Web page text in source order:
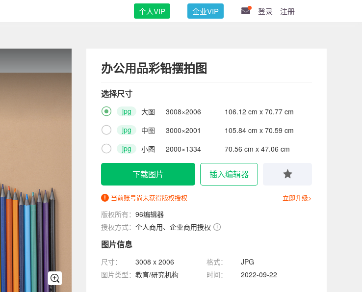
个人VIP 企业VIP 登录 注册
办公用品彩铅摆拍图
选择尺寸
 jpg 大图 3008×2006 106.12 cm x 70.77 cm
 jpg 中图 3000×2001 105.84 cm x 70.59 cm
 jpg 小图 2000×1334 70.56 cm x 47.06 cm
下载图片 插入编辑器
当前账号尚未获得版权授权 立即升级>
版权所有： 96编辑器
授权方式： 个人商用、企业商用授权
图片信息
尺寸： 3008 x 2006 格式：
JPG
图片类型： 教育/研究机构 时间： 2022-09-22